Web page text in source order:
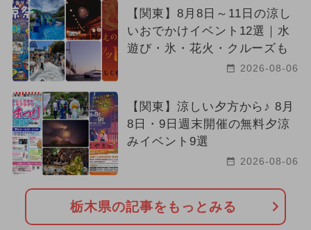
【関東】8月8日～11日の涼し
いおでかけイベント12選｜水
遊び・氷・花火・クルーズも
2026-08-06
【関東】涼しい夕方から♪ 8月
8日・9日週末開催の無料夕涼
みイベント9選
2026-08-06
栃木県の記事をもっとみる